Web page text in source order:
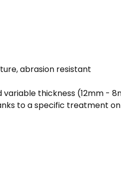
abrasion resistant
variable thickness (12mm -
to a specific treatment